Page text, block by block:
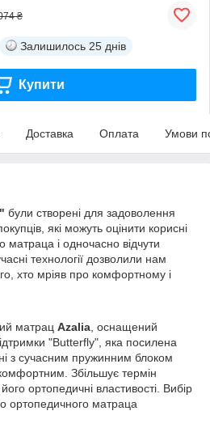
₴
Залишилось 25 днів
Купити
Доставка Оплата Умови
були створені для задоволення
які можуть оцінити корисні
матраца і одночасно відчути
технології дозволили нам
хто мріяв про комфортному і
матрац Azalia , оснащений
"Butterfly", яка посилена
з сучасним пружинним блоком
Збільшує термін
ортопедичні властивості. Вибір
ортопедичного матраца